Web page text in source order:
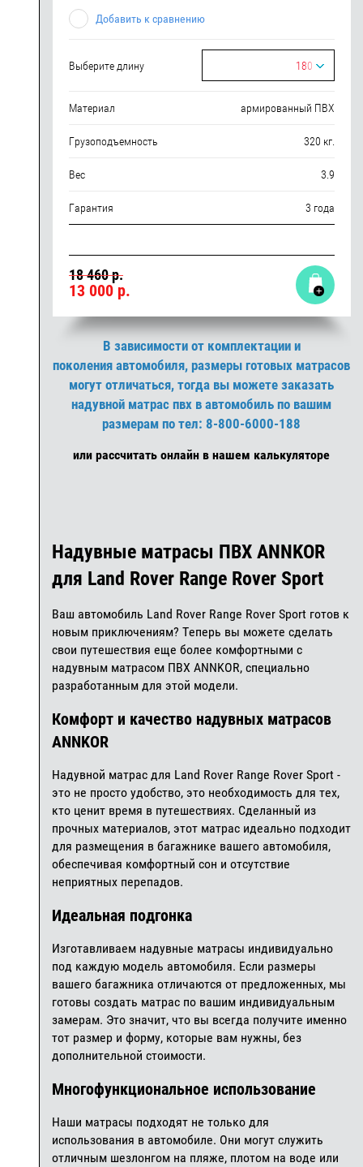
Добавить к сравнению
Выберите длину 180
Материал армированный ПВХ
Грузоподъемность 320 кг.
Вес 3.9
Гарантия 3 года
18 460 р.
13 000р.
В зависимости от комплектации и
поколения автомобиля, размеры готовых матрасов
могут отличаться, тогда вы можете заказать
надувной матрас пвх в автомобиль по вашим
размерам по тел: 8-800-6000-188
или рассчитать онлайн в нашем калькуляторе
Надувные матрасы ПВХ ANNKOR
для Land Rover Range Rover Sport
Ваш автомобиль Land Rover Range Rover Sport готов к
новым приключениям? Теперь вы можете сделать
свои путешествия еще более комфортными с
надувным матрасом ПВХ ANNKOR, специально
разработанным для этой модели.
Комфорт и качество надувных матрасов
ANNKOR
Надувной матрас для Land Rover Range Rover Sport -
это не просто удобство, это необходимость для тех,
кто ценит время в путешествиях. Сделанный из
прочных материалов, этот матрас идеально подходит
для размещения в багажнике вашего автомобиля,
обеспечивая комфортный сон и отсутствие
неприятных перепадов.
Идеальная подгонка
Изготавливаем надувные матрасы индивидуально
под каждую модель автомобиля. Если размеры
вашего багажника отличаются от предложенных, мы
готовы создать матрас по вашим индивидуальным
замерам. Это значит, что вы всегда получите именно
тот размер и форму, которые вам нужны, без
дополнительной стоимости.
Многофункциональное использование
Наши матрасы подходят не только для
использования в автомобиле. Они могут служить
отличным шезлонгом на пляже, плотом на воде или